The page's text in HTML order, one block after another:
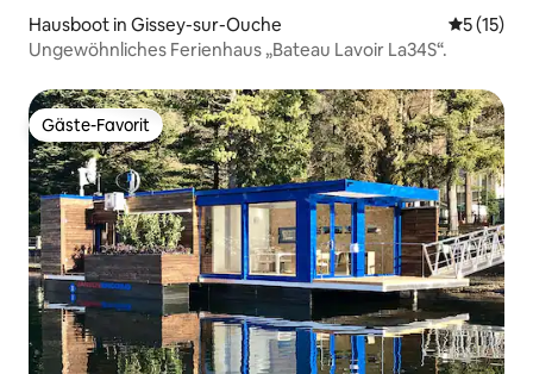
Hausboot in Gissey-sur-Ouche
5 (15)
Ungewöhnliches Ferienhaus „Bateau Lavoir La34S“.
Gäste-Favorit
Gäste-Favorit